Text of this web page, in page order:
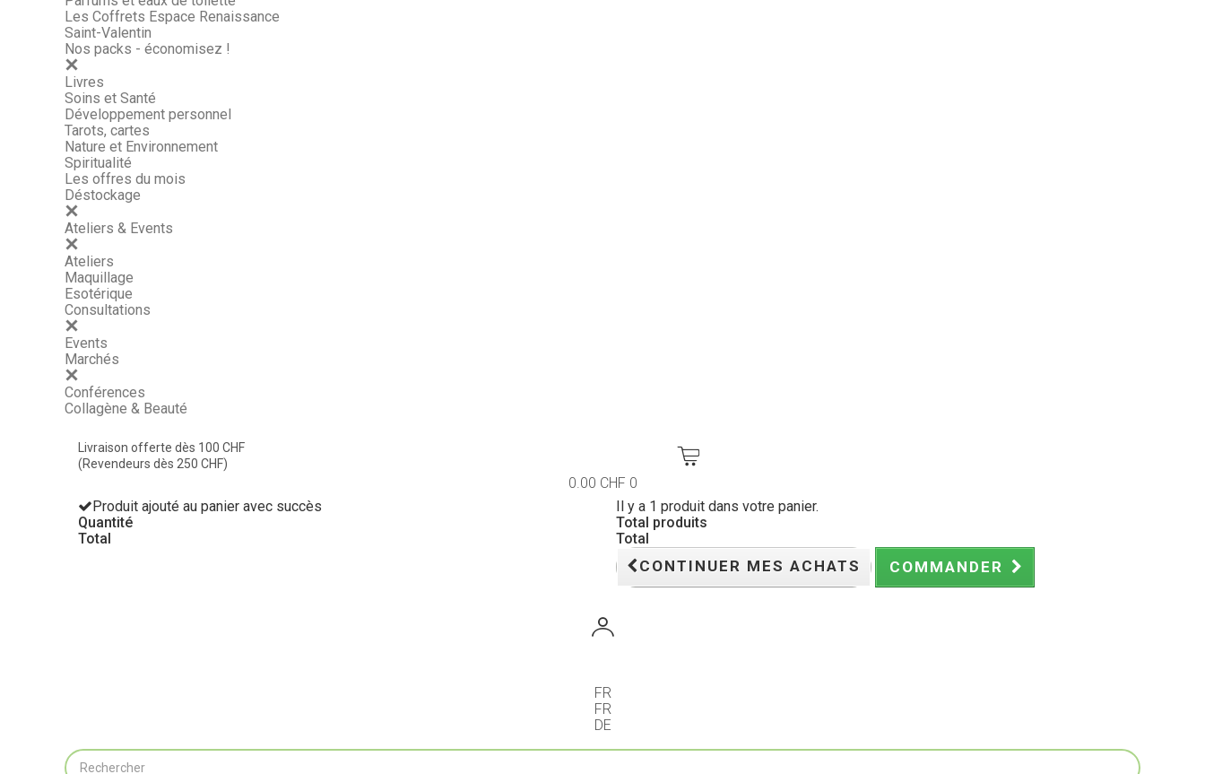
Les Coffrets Espace Renaissance
Saint-Valentin
Nos packs - économisez !
Livres
Soins et Santé
Développement personnel
Tarots, cartes
Nature et Environnement
Spiritualité
Les offres du mois
Déstockage
Ateliers & Events
Ateliers
Maquillage
Esotérique
Consultations
Events
Marchés
Conférences
Collagène & Beauté
Livraison offerte dès 100 CHF
(Revendeurs dès 250 CHF)
0.00 CHF 0
Produit ajouté au panier avec succès
Quantité
Total
Il y a 1 produit dans votre panier.
Total produits
Total
CONTINUER MES ACHATS COMMANDER
FR
FR
DE